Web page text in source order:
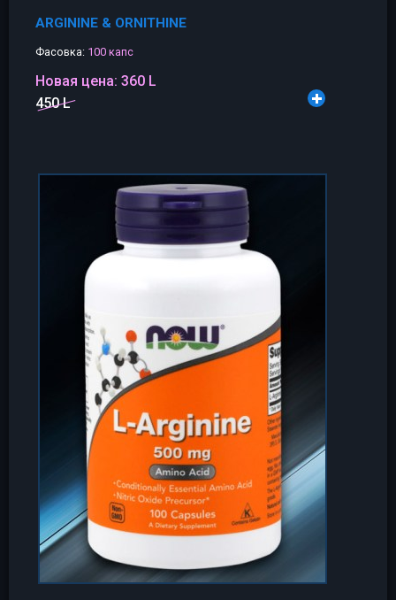
ARGININE & ORNITHINE
Фасовка: 100 капс
Новая цена: 360 L
450 L